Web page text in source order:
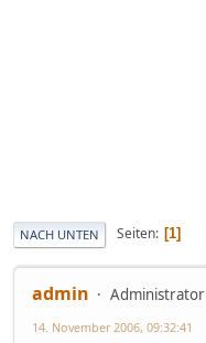
NACH UNTEN Seiten 1
admin Administrator
14. November 2006, 09:32:41